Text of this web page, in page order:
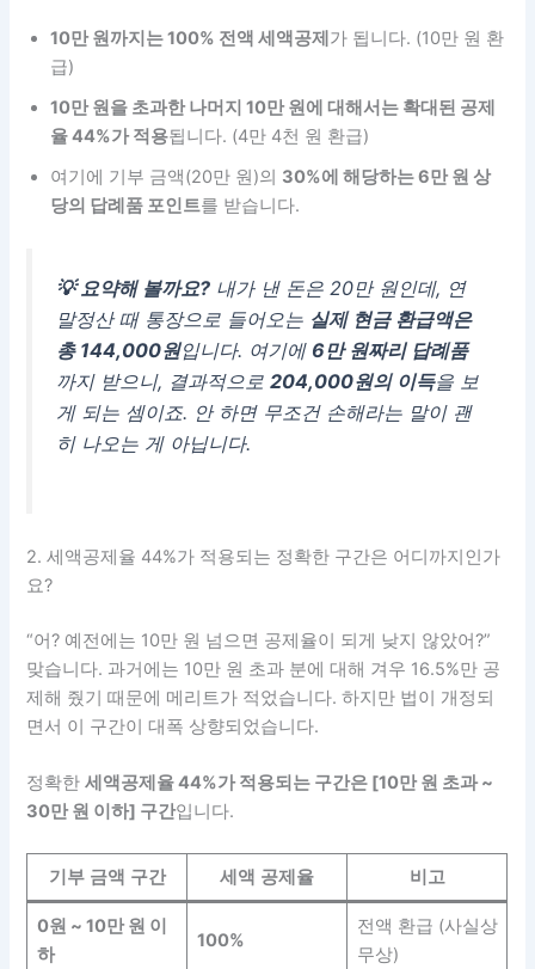
10만 원까지는 100% 전액 세액공제 가 됩니다. (10만 원 환
급)
10만 원을 초과한 나머지 10만 원에 대해서는 확대된 공제
율 44%가 적용됩니다. (4만 4천 원 환급)
여기에 기부 금액(20만 원)의 30%에 해당하는 6만 원 상
당의 답례품 포인트를 받습니다.
💡 요약해 볼까요? 내가 낸 돈은 20만 원인데, 연
말정산 때 통장으로 들어오는 실제 현금 환급액은
총 144,000원입니다. 여기에 6만 원짜리 답례품
까지 받으니, 결과적으로204,000원의 이득을 보
게 되는 셈이죠. 안 하면 무조건 손해라는 말이 괜
히 나오는 게 아닙니다.
2. 세액공제율 44%가 적용되는 정확한 구간은 어디까지인가
요?
“어? 예전에는 10만 원 넘으면 공제율이 되게 낮지 않았어?”
맞습니다. 과거에는 10만 원 초과 분에 대해 겨우 16.5%만 공
제해 줬기 때문에 메리트가 적었습니다. 하지만 법이 개정되
면서 이 구간이 대폭 상향되었습니다.
정확한세액공제율 44%가 적용되는 구간은 [10만 원 초과 ~
30만 원 이하] 구간입니다.
기부 금액 구간 세액 공제율 비고
0원 ~ 10만 원 이
하
100%
전액 환급 (사실상
무상)